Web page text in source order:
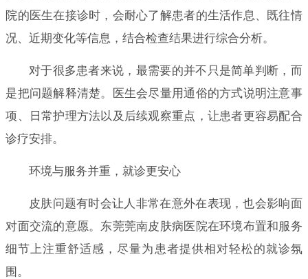
院的医生在接诊时，会耐心了解患者的生活作息、既往情
况、近期变化等信息，结合检查结果进行综合分析。
对于很多患者来说，最需要的并不只是简单判断，而
是把问题解释清楚。医生会尽量用通俗的方式说明注意事
项、日常护理方法以及后续观察重点，让患者更容易配合
诊疗安排。
环境与服务并重，就诊更安心
皮肤问题有时会让人非常在意外在表现，也会影响面
对面交流的意愿。东莞莞南皮肤病医院在环境布置和服务
细节上注重舒适感，尽量为患者提供相对轻松的就诊氛
围。